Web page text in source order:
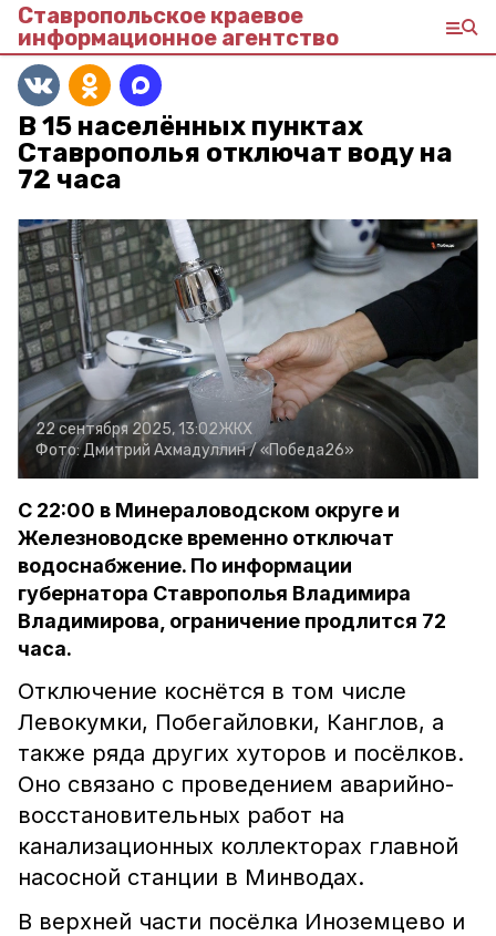
Ставропольское краевое
информационное агентство
В 15 населённых пунктах
Ставрополья отключат воду на
72 часа
22 сентября 2025, 13:02ЖКХ
Фото:Дмитрий Ахмадуллин /«Победа26»
С 22:00 в Минераловодском округе и
Железноводске временно отключат
водоснабжение. По информации
губернатора Ставрополья Владимира
Владимирова, ограничение продлится 72
часа.
Отключение коснётся в том числе
Левокумки, Побегайловки, Канглов, а
также ряда других хуторов и посёлков.
Оно связано с проведением аварийно-
восстановительных работ на
канализационных коллекторах главной
насосной станции в Минводах.
В верхней части посёлка Иноземцево и